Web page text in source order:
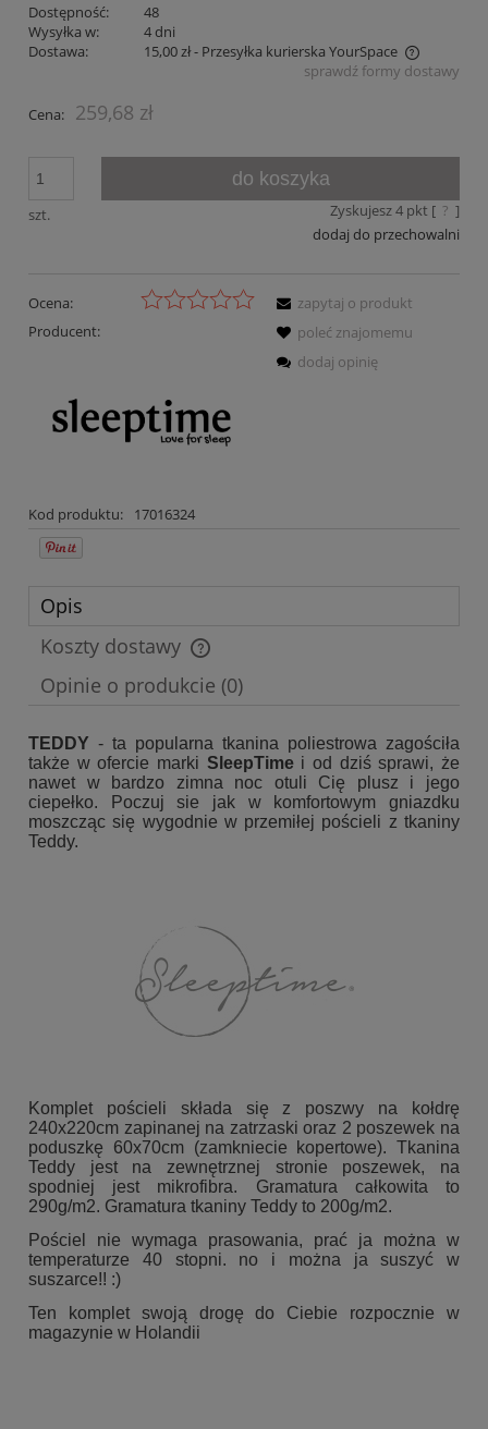
Dostępność:
48
Wysyłka w:
4 dni
Dostawa:
15,00 zł- Przesyłka kurierska YourSpace
Cena nie zawiera ewentualnych kosztów płatnościsprawdź formy dostawy
Cena: 259,68 zł
szt.
do koszyka
Zyskujesz4pkt [ ? ]
dodaj do przechowalni
Ocena:
Producent:
Kod produktu: 17016324
zapytaj o produkt
poleć znajomemu
dodaj opinię
Opis
Koszty dostawy
Cena nie zawiera ewentualnych kosztów płatności
Opinie o produkcie (0)
TEDDY - ta popularna tkanina poliestrowa zagościła
także w ofercie marki SleepTimei od dziś sprawi, że
nawet w bardzo zimna noc otuli Cię plusz i jego
ciepełko. Poczuj sie jak w komfortowym gniazdku
moszcząc się wygodnie w przemiłej pościeli z tkaniny
Teddy.
Komplet pościeli składa się z poszwy na kołdrę
240x220cm zapinanej na zatrzaski oraz 2 poszewek na
poduszkę 60x70cm (zamkniecie kopertowe). Tkanina
Teddy jest na zewnętrznej stronie poszewek, na
spodniej jest mikrofibra. Gramatura całkowita to
290g/m2. Gramatura tkaniny Teddy to 200g/m2.
Pościel nie wymaga prasowania, prać ja można w
temperaturze 40 stopni. no i można ja suszyć w
suszarce!! :)
Ten komplet swoją drogę do Ciebie rozpocznie w
magazynie w Holandii